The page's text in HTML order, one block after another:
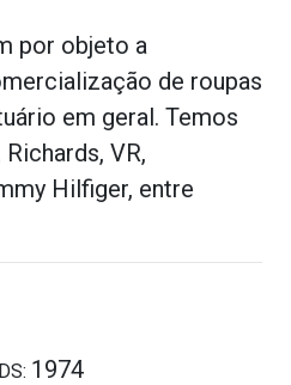
por objeto a
de roupas
em geral. Temos
VR,
Hilfiger, entre
1974